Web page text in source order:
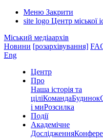
Меню Закрити
site logo Центр міської
Міський медіаархів
Новини [розархівування]
Eng
Центр
Про
Наша історія та
ціліКомандаБудинок
і миРозсилка
Події
Академічне
Дослідження